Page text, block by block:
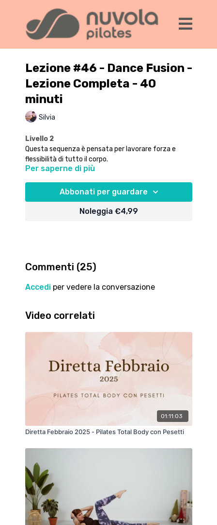
Lezione #46 - Dance Fusion -
Lezione Completa - 40
minuti
Silvia
Livello 2
Questa sequenza è pensata per lavorare forza e
flessibilità di tutto il corpo.
Nella prima parte trovi una serie di esercizi "alla
portata una sedia su cui appoggiare delicatamente
una o due mani.
Nella seconda parte ci sdraiamo sul tappetino e
proseguiamo con qualche sequenza di Pilates sempre
Per saperne di più
Abbonati per guardare
Noleggia €4,99
Commenti (25)
Accediper vedere la conversazione
Video correlati
01:11:03
Diretta Febbraio 2025 - Pilates Total Body con Pesetti